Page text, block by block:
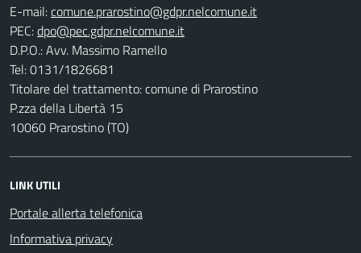
E-mail:
PEC:
D.P.O.: Avv. Massimo Ramello
Tel: 0131/1826681
Titolare del trattamento: comune di Prarostino
P.zza della Libertà 15
10060 Prarostino (TO)
LINK UTILI
Portale allerta telefonica
Informativa privacy